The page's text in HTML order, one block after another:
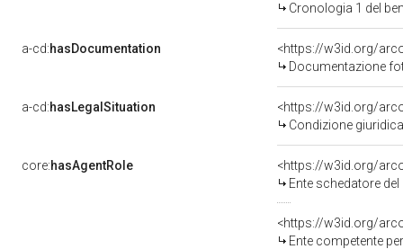
Cronologia 1 del
a-cd:hasDocumentation
Documentazione
a-cd:hasLegalSituation
Condizione
core:hasAgentRole
<https://w3id.org/
Ente schedatore del bene
<https://w3id.org/
Ente competente per tutela del